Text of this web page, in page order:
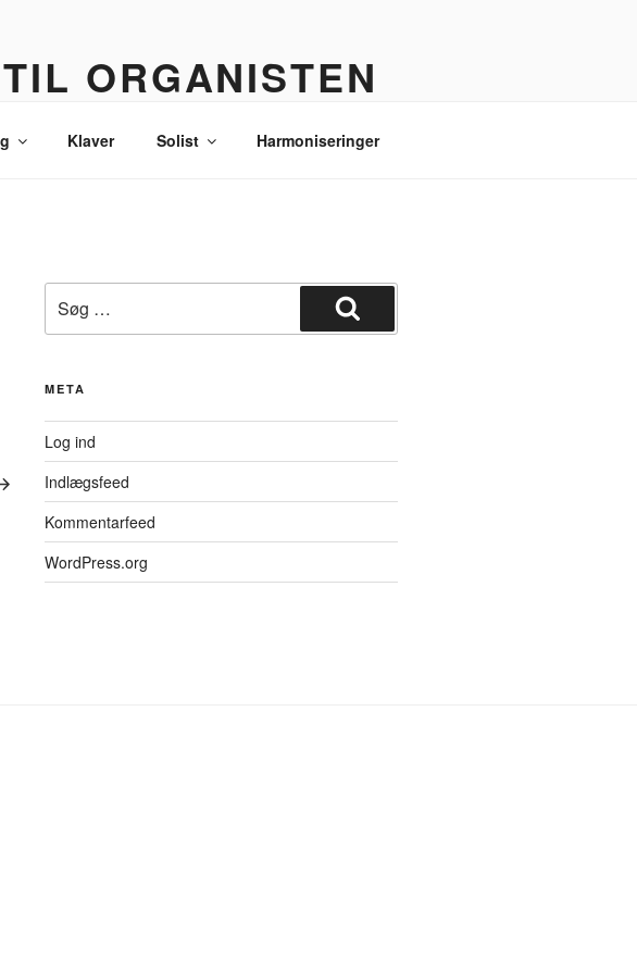
ORGANISTEN
Klaver Solist Harmoniseringer
efter:
Søg
META
Log ind
Indlægsfeed
Kommentarfeed
WordPress.org